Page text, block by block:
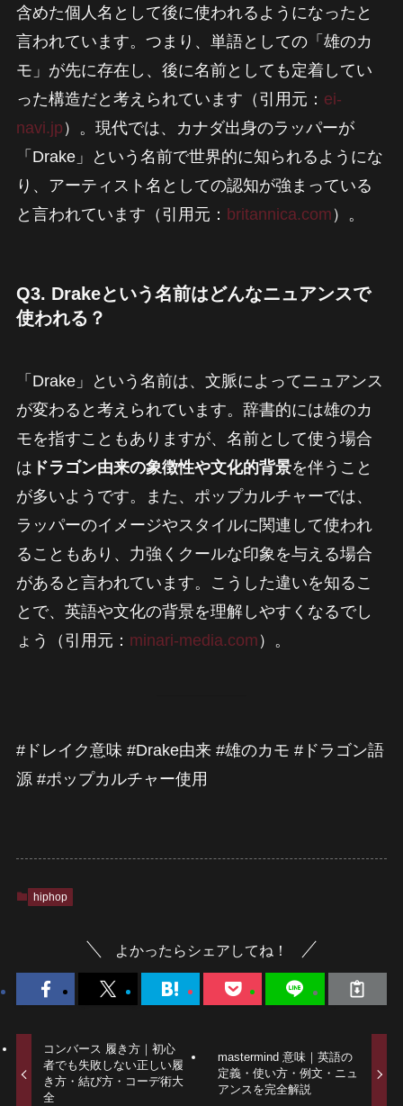
含めた個人名として後に使われるようになったと
言われています。つまり、単語としての「雄のカ
モ」が先に存在し、後に名前としても定着してい
った構造だと考えられています（引用元： ei-
navi.jp ）。現代では、カナダ出身のラッパーが
「Drake」という名前で世界的に知られるようにな
り、アーティスト名としての認知が強まっている
と言われています（引用元： britannica.com ）。
Q3. Drakeという名前はどんなニュアンスで
使われる？
「Drake」という名前は、文脈によってニュアンス
が変わると考えられています。辞書的には雄のカ
モを指すこともありますが、名前として使う場合
は ドラゴン由来の象徴性や文化的背景を伴うこと
が多いようです。また、ポップカルチャーでは、
ラッパーのイメージやスタイルに関連して使われ
ることもあり、力強くクールな印象を与える場合
があると言われています。こうした違いを知るこ
とで、英語や文化の背景を理解しやすくなるでし
ょう（引用元： minari-media.com ）。
#ドレイク意味 #Drake由来 #雄のカモ #ドラゴン語
源 #ポップカルチャー使用
hiphop
よかったらシェアしてね！
コンバース 履き方｜初心
者でも失敗しない正しい履
き方・結び方・コーデ術大
全
mastermind 意味｜英語の
定義・使い方・例文・ニュ
アンスを完全解説